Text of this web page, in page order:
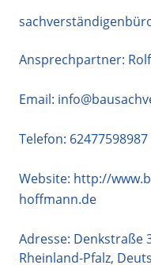
Ansprechpartner:
Email:
Telefon: 62477598987
Website: http://
hoffmann.de
Adresse: Denkstraße
Rheinland-Pfalz,